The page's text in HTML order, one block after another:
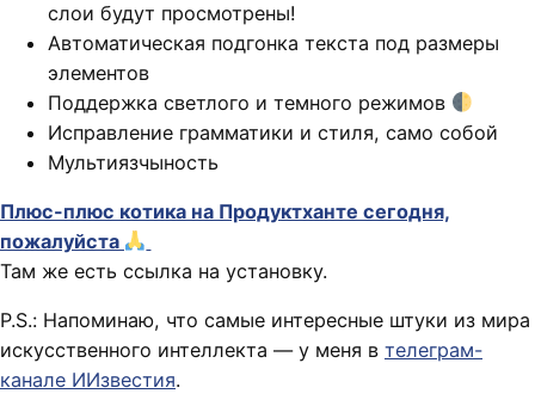
слои будут просмотрены!
Автоматическая подгонка текста под размеры
элементов
Поддержка светлого и темного режимов
Исправление грамматики и стиля, само собой
Мультиязчыность
Плюс-плюс котика на Продуктханте сегодня,
пожалуйста
Там же есть ссылка на установку.
P.S.: Напоминаю, что самые интересные штуки из мира
искусственного интеллекта — у меня в телеграм-
канале ИИзвестия.